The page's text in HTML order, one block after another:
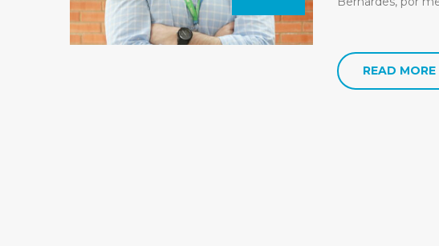
READ MORE